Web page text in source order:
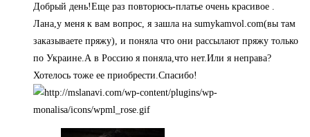
Добрый день!Еще раз повторюсь-платье очень красивое .
Лана,у меня к вам вопрос, я зашла на sumykamvol.com(вы там
заказываете пряжу), и поняла что они рассылают пряжу только
по Украине.А в Россию я поняла,что нет.Или я неправа?
Хотелось тоже ее приобрести.Спасибо!